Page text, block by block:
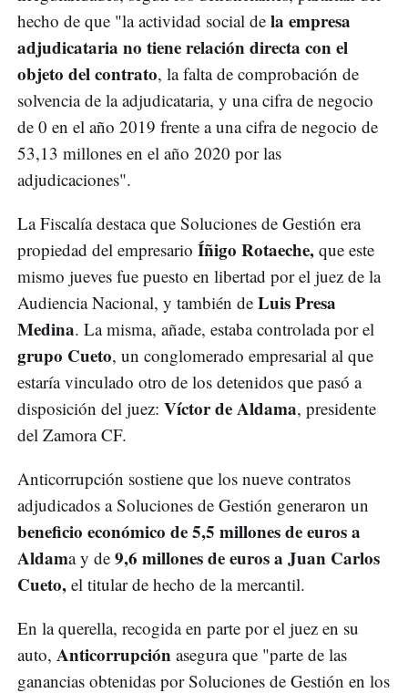
hecho de que "la actividad social de la empresa
adjudicataria no tiene relación directa con el
objeto del contrato, la falta de comprobación de
solvencia de la adjudicataria, y una cifra de negocio
de 0 en el año 2019 frente a una cifra de negocio de
53,13 millones en el año 2020 por las
adjudicaciones".
La Fiscalía destaca que Soluciones de Gestión era
propiedad del empresario Íñigo Rotaeche, que este
mismo jueves fue puesto en libertad por el juez de la
Audiencia Nacional, y también de Luis Presa
Medina. La misma, añade, estaba controlada por el
grupo Cueto, un conglomerado empresarial al que
estaría vinculado otro de los detenidos que pasó a
disposición del juez: Víctor de Aldama, presidente
del Zamora CF.
Anticorrupción sostiene que los nueve contratos
adjudicados a Soluciones de Gestión generaron un
beneficio económico de 5,5 millones de euros a
Aldama y de 9,6 millones de euros a Juan Carlos
Cueto, el titular de hecho de la mercantil.
En la querella, recogida en parte por el juez en su
auto, Anticorrupción asegura que "parte de las
ganancias obtenidas por Soluciones de Gestión en los